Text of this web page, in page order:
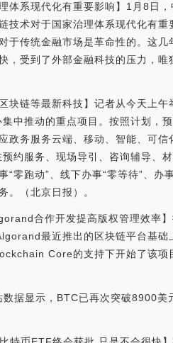
体系现代化有重要影响】1月8日
技术对于国家治理体系现代化有
于传统金融市场是革命性的。这
，受到了外部金融科技的压力，
块链等最新科技】记者从今天上
中推动的重点项目。按照计划，
政务服务云端、移动、智能、可
约服务、现场导引、咨询辅导、
零跑动”、线下办事“零等待”、办
。（北京日报）。
合作开发提高版权管理效
最近推出的区块链平台基
Core的支持下开始了该
数据显示，BTC已再次突破8900